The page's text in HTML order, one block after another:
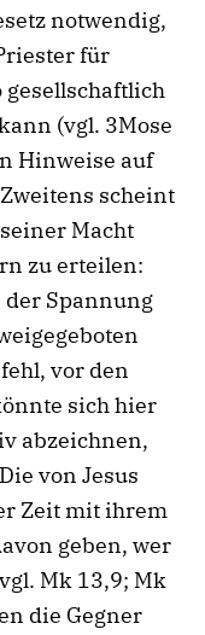
notwendig,
für
(vgl. 3Mose
Hinweise auf
scheint
Macht
zu erteilen:
Spannung
vor den
sich hier
abzeichnen,
von Jesus
Zeit mit ihrem
geben, wer
Mk 13,9; Mk
die Gegner